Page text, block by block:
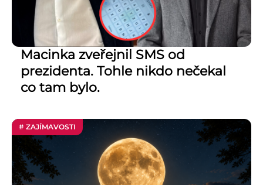
Macinka zveřejnil SMS od
prezidenta. Tohle nikdo nečekal
co tam bylo.
# ZAJÍMAVOSTI